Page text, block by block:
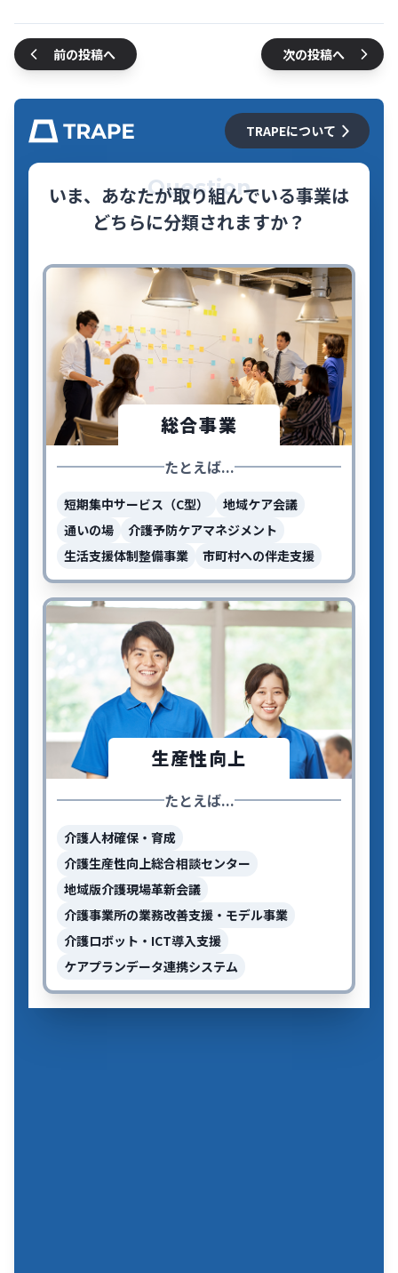
前の投稿へ 次の投稿へ
TRAPEについて
Question
いま、あなたが取り組んでいる事業は
どちらに分類されますか？
総合事業
たとえば...
短期集中サービス（C型）
地域ケア会議
通いの場
介護予防ケアマネジメント
生活支援体制整備事業
市町村への伴走支援
生産性向上
たとえば...
介護人材確保・育成
介護生産性向上総合相談センター
地域版介護現場革新会議
介護事業所の業務改善支援・モデル事業
介護ロボット・ICT導入支援
ケアプランデータ連携システム